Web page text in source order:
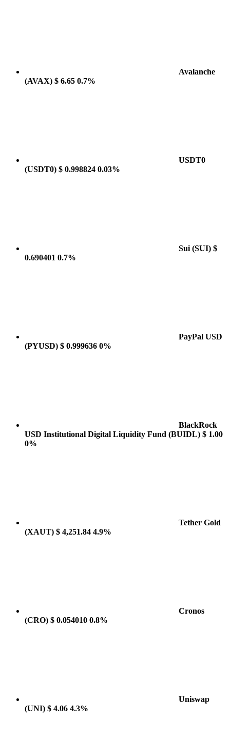
Avalanche
(AVAX) $ 6.65 0.7%
USDT0
(USDT0) $ 0.998824 0.03%
Sui (SUI) $
0.690401 0.7%
PayPal USD
(PYUSD) $ 0.999636 0%
BlackRock
USD Institutional Digital Liquidity Fund (BUIDL) $ 1.00
0%
Tether Gold
(XAUT) $ 4,251.84 4.9%
Cronos
(CRO) $ 0.054010 0.8%
Uniswap
(UNI) $ 4.06 4.3%